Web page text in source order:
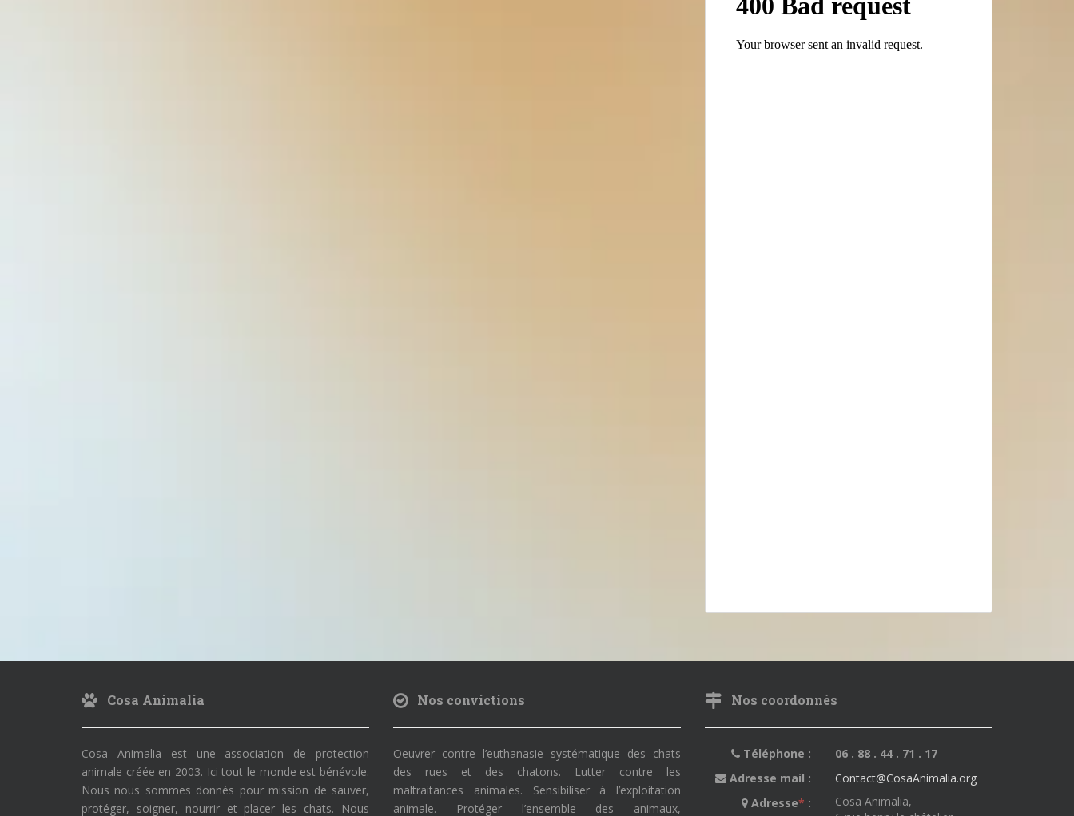
Cosa Animalia
Cosa Animalia est une association de protection
animale créée en 2003. Ici tout le monde est bénévole.
Nous nous sommes donnés pour mission de sauver,
protéger, soigner, nourrir et placer les chats. Nous
Nos convictions
Oeuvrer contre l’euthanasie systématique des chats
des rues et des chatons. Lutter contre les
maltraitances animales. Sensibiliser à l’exploitation
animale. Protéger l’ensemble des animaux,
Nos coordonnés
Téléphone :
06 . 88 . 44 . 71 . 17
Adresse mail :
Contact@CosaAnimalia.org
Adresse* :
Cosa Animalia,